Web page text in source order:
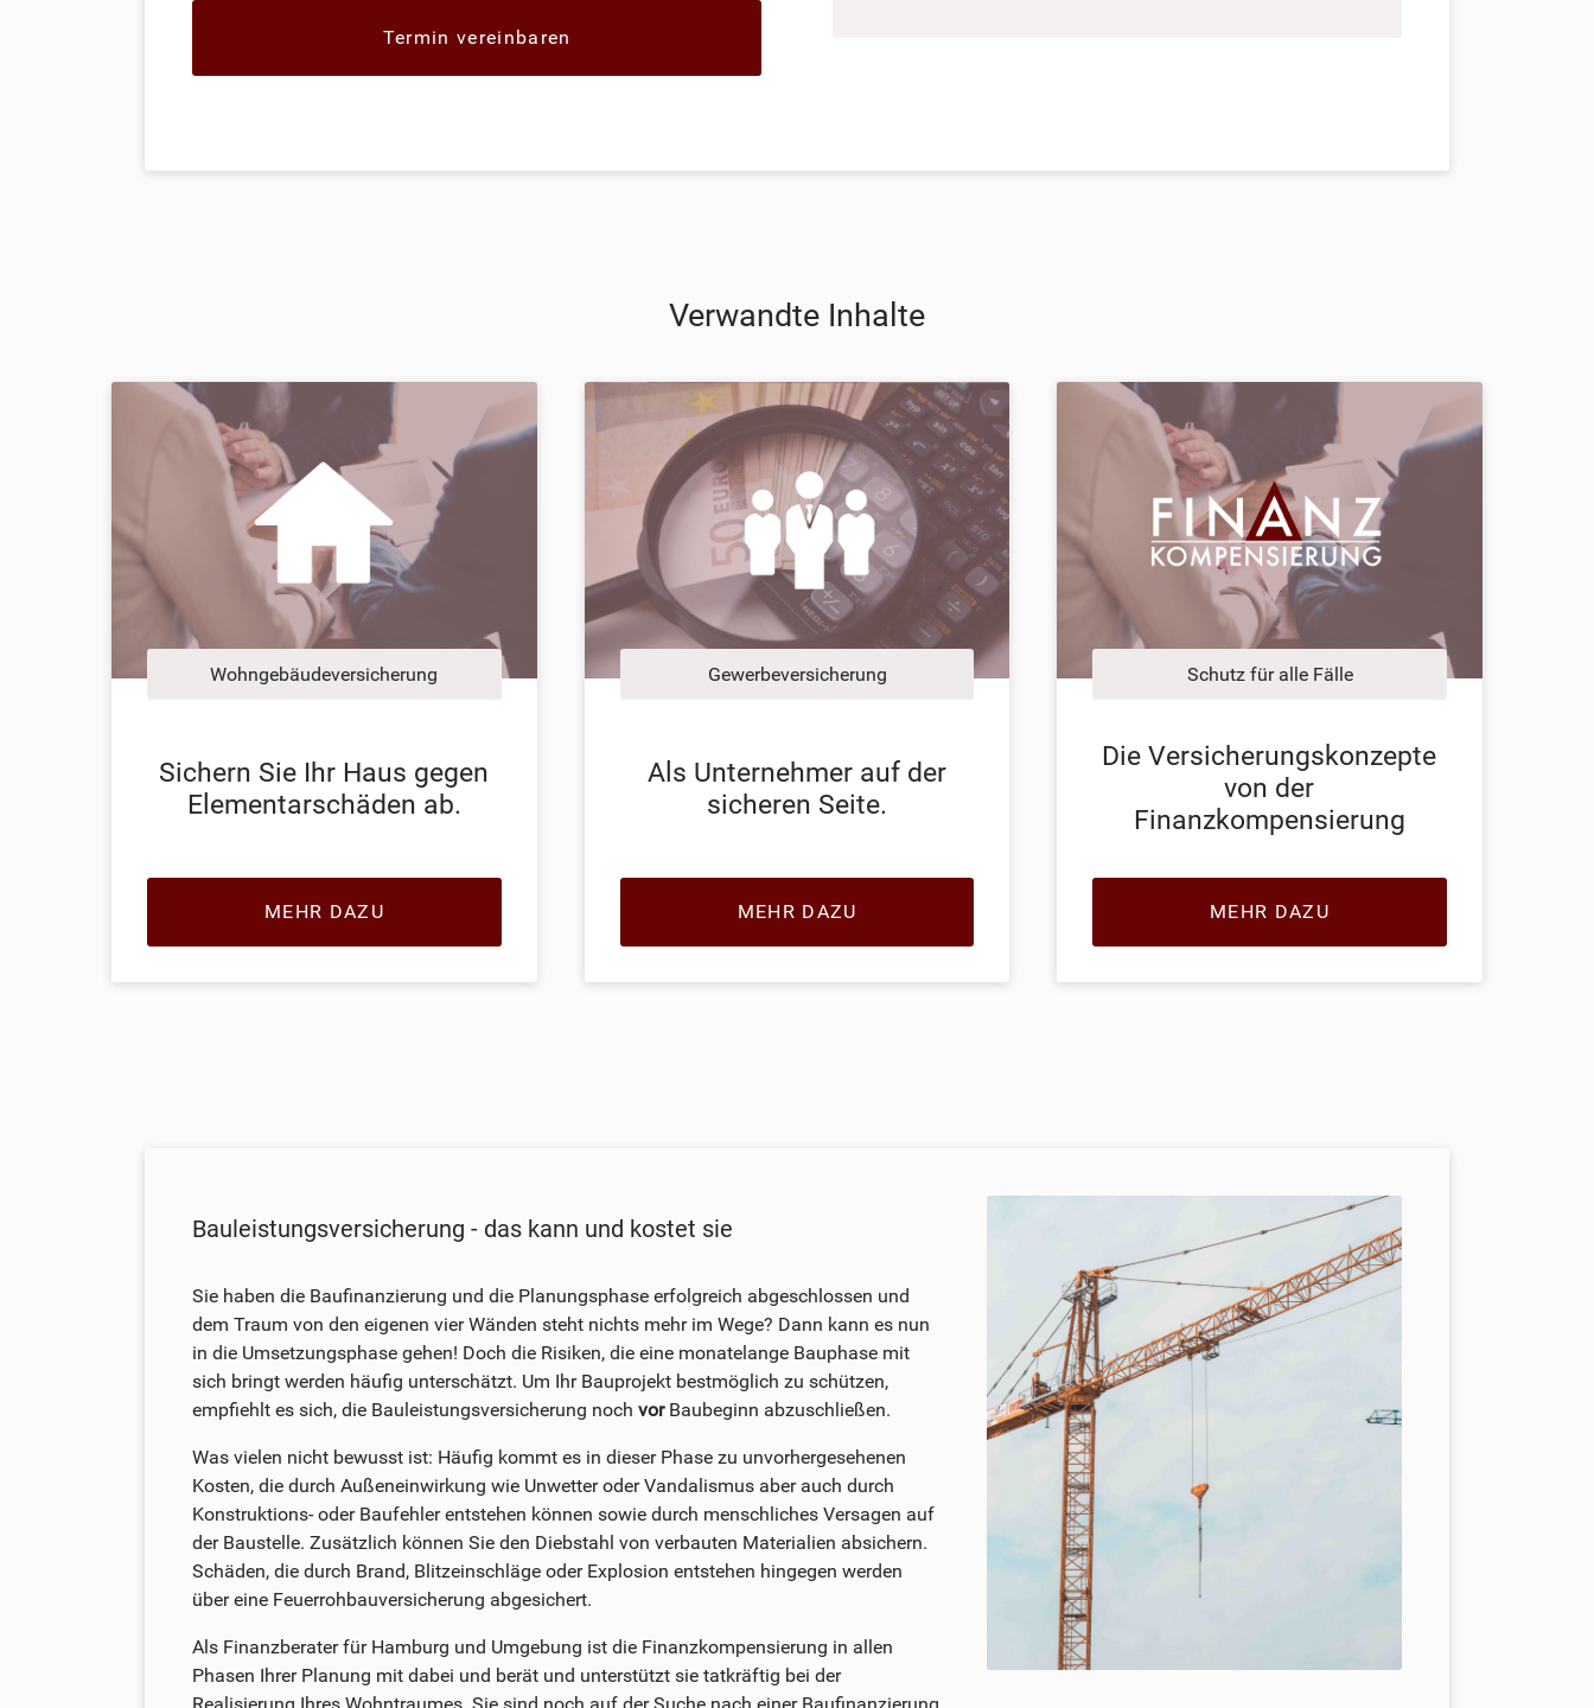
Termin vereinbaren
Verwandte Inhalte
Wohngebäudeversicherung
Sichern Sie Ihr Haus gegen
Elementarschäden ab.
MEHR DAZU
Gewerbeversicherung
Als Unternehmer auf der
sicheren Seite.
MEHR DAZU
Schutz für alle Fälle
Die Versicherungskonzepte
von der
Finanzkompensierung
MEHR DAZU
Bauleistungsversicherung - das kann und kostet sie
Sie haben die Baufinanzierung und die Planungsphase erfolgreich abgeschlossen und
dem Traum von den eigenen vier Wänden steht nichts mehr im Wege? Dann kann es nun
in die Umsetzungsphase gehen! Doch die Risiken, die eine monatelange Bauphase mit
sich bringt werden häufig unterschätzt. Um Ihr Bauprojekt bestmöglich zu schützen,
empfiehlt es sich, die Bauleistungsversicherung noch vor Baubeginn abzuschließen.
Was vielen nicht bewusst ist: Häufig kommt es in dieser Phase zu unvorhergesehenen
Kosten, die durch Außeneinwirkung wie Unwetter oder Vandalismus aber auch durch
Konstruktions- oder Baufehler entstehen können sowie durch menschliches Versagen auf
der Baustelle. Zusätzlich können Sie den Diebstahl von verbauten Materialien absichern.
Schäden, die durch Brand, Blitzeinschläge oder Explosion entstehen hingegen werden
über eine Feuerrohbauversicherung abgesichert.
Als Finanzberater für Hamburg und Umgebung ist die Finanzkompensierung in allen
Phasen Ihrer Planung mit dabei und berät und unterstützt sie tatkräftig bei der